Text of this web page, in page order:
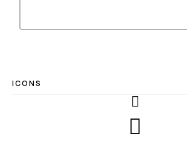
ICONS

